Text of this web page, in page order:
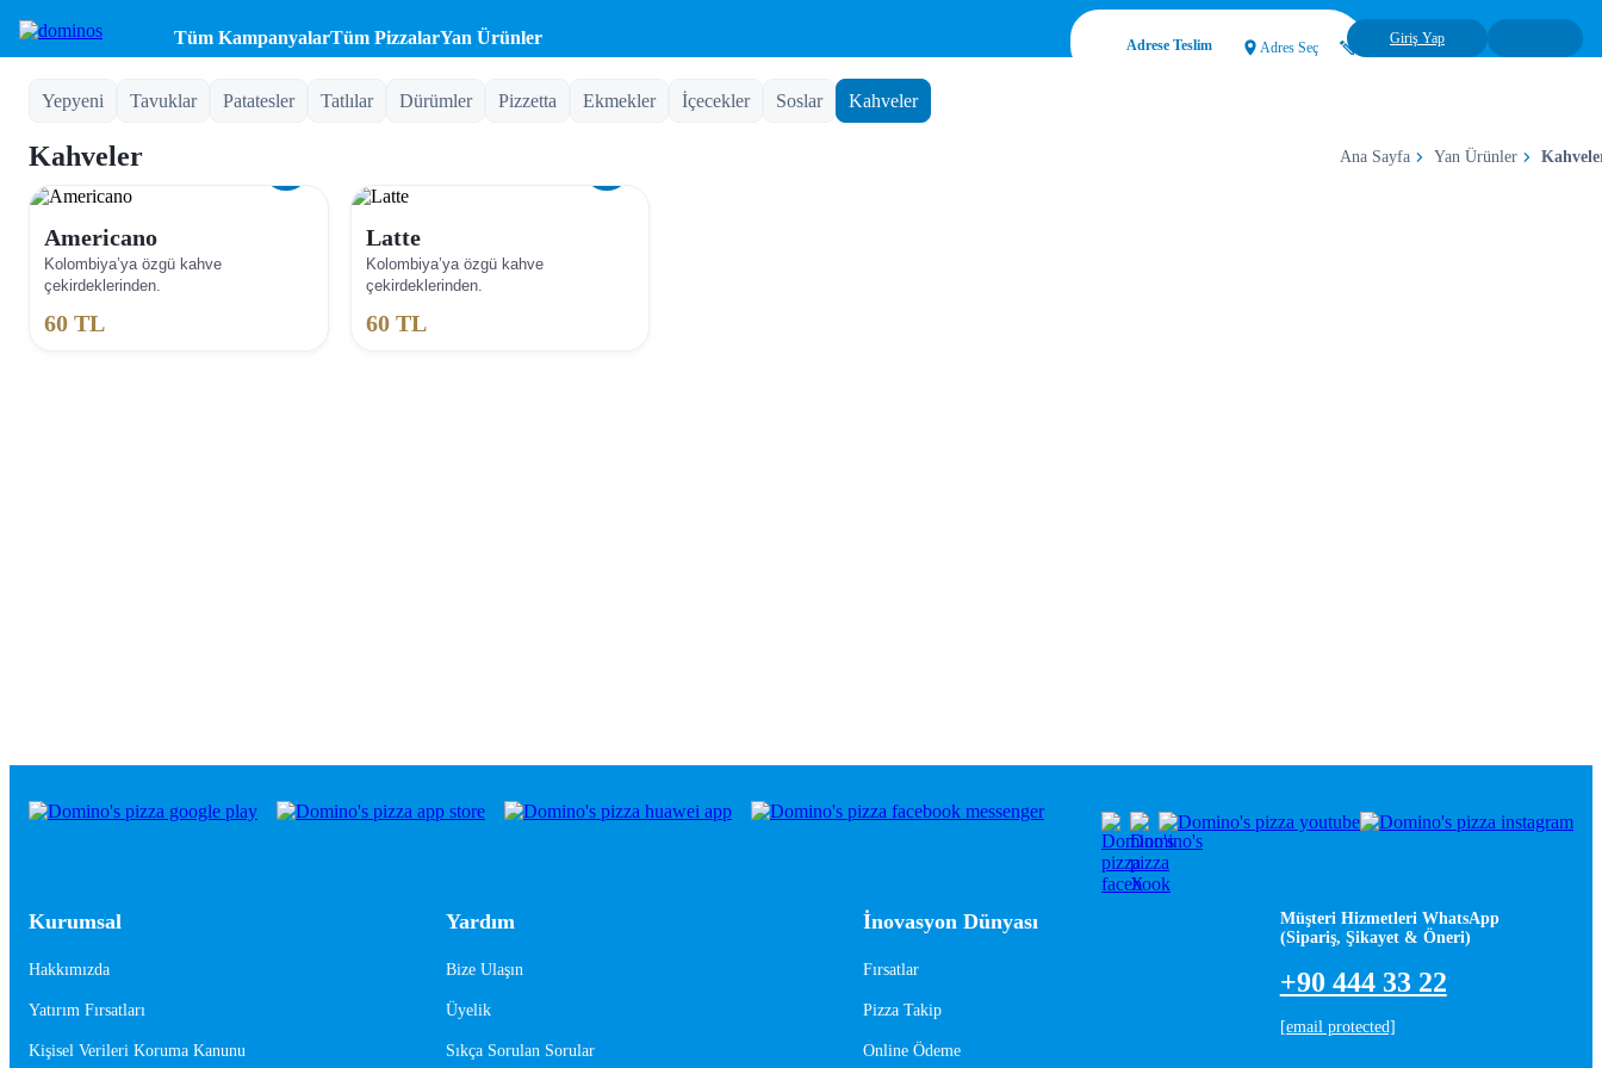
Tüm KampanyalarTüm PizzalarYan Ürünler Adrese Teslim Adres Seç
Giriş Yap
Yepyeni Tavuklar Patatesler Tatlılar Dürümler Pizzetta Ekmekler İçecekler Soslar Kahveler
Kahveler Ana Sayfa Yan Ürünler
Americano
Kolombiya’ya özgü kahve
çekirdeklerinden.
60 TL
Latte
Kolombiya’ya özgü kahve
çekirdeklerinden.
60TL
Kurumsal
Hakkımızda
Yatırım Fırsatları
Kişisel Verileri Koruma Kanunu
Yardım
Bize Ulaşın
Üyelik
Sıkça Sorulan Sorular
İnovasyon Dünyası
Fırsatlar
Pizza Takip
Online Ödeme
Müşteri Hizmetleri WhatsApp
(Sipariş, Şikayet & Öneri)
+90 444 33 22
[email protected]